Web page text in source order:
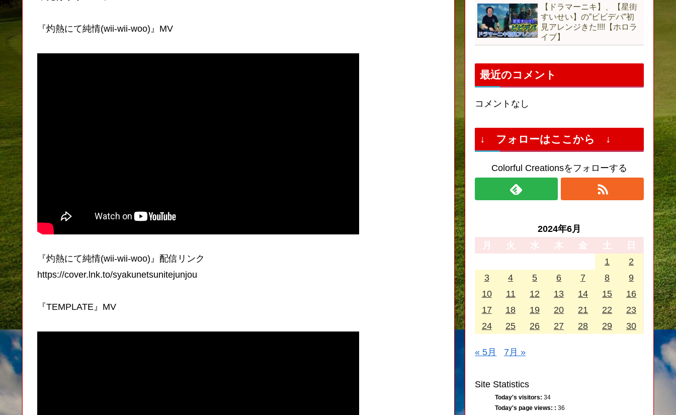
『灼熱にて純情(wii-wii-woo)』MV
『灼熱にて純情(wii-wii-woo)』配信リンク
https://cover.lnk.to/syakunetsunitejunjou
『TEMPLATE』MV
【ドラマーニキ】、【星街
すいせい】の”ビビデバ”初
見アレンジきた!!!!【ホロラ
イブ】
最近のコメント
コメントなし
↓ フォローはここから ↓
Colorful Creationsをフォローする
2024年6月
月
火 水 木 金 土
日
1
2
3
4 5 6 7 8
9
10
11 12 13 14 15
16
17
18 19 20 21 22
23
24
25 26 27 28 29 30
« 5月 7月 »
Site Statistics
Today's visitors: 34
Today's page views: : 36